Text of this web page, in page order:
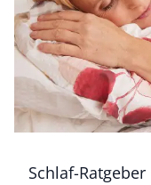
Schlaf-Ratgeber